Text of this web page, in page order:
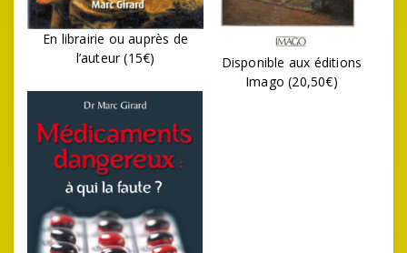
En librairie ou auprès de
l’auteur (15€)
Disponible aux éditions
Imago (20,50€)